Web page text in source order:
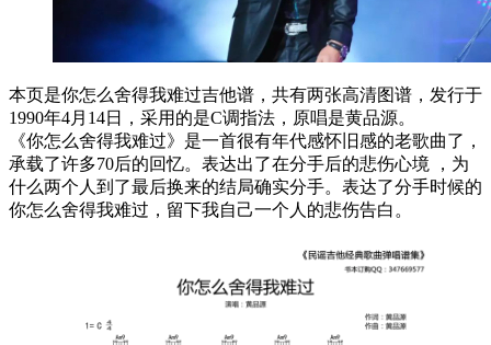
本页是你怎么舍得我难过吉他谱，共有两张高清图谱，发行于
1990年4月14日，采用的是C调指法，原唱是黄品源。
《你怎么舍得我难过》是一首很有年代感怀旧感的老歌曲了，
承载了许多70后的回忆。表达出了在分手后的悲伤心境 ，为
什么两个人到了最后换来的结局确实分手。表达了分手时候的
你怎么舍得我难过，留下我自己一个人的悲伤告白。